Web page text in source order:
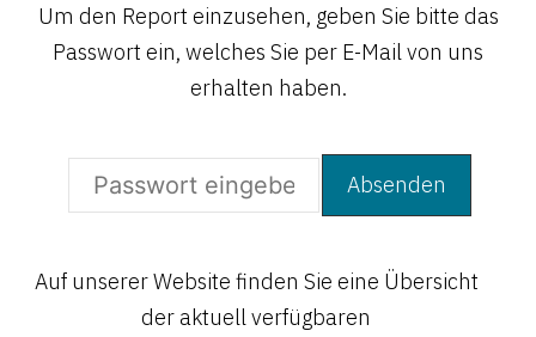
Um den Report einzusehen, geben Sie bitte das
Passwort ein, welches Sie per E-Mail von uns
erhalten haben.
Auf unserer Website finden Sie eine Übersicht
der aktuell verfügbaren